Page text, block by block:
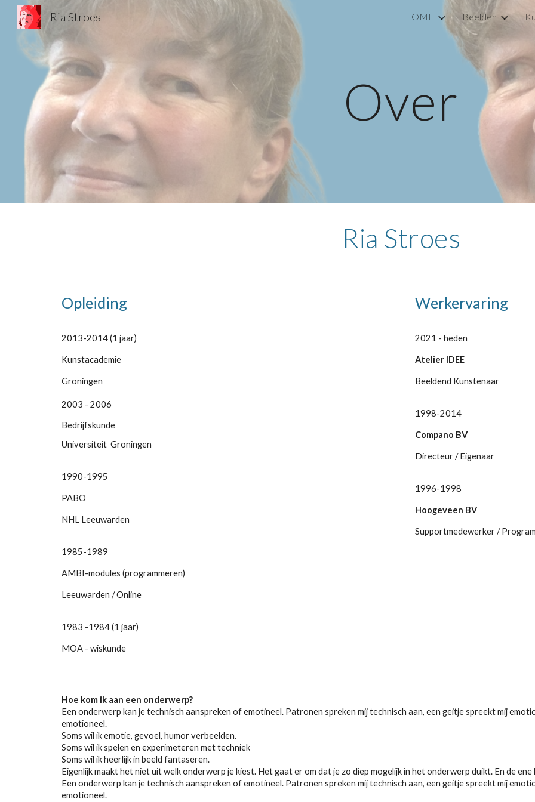
Skip to main content Skip to
Ria Stroes HOME Beelden
Over
Ria Stroes
Opleiding
2013-2014 (1 jaar)
Kunstacademie
Groningen
2003 - 2006
Bedrijfskunde
Universiteit Groningen
1990-1995
PABO
NHL Leeuwarden
1985-1989
AMBI-modules (programmeren)
Leeuwarden / Online
1983 -1984 (1 jaar)
MOA - wiskunde
Werkervaring
2021 - heden
Atelier IDEE
Beeldend Kunstenaar
1998-2014
Compano BV
Directeur / Eigenaar
1996-1998
Hoogeveen BV
Supportmedewerker /
Hoe kom ik aan een onderwerp?
Een onderwerp kan je technisch aanspreken of emotineel. Patronen spreken mij technisch aan, een geitje spreekt mij
emotioneel.
Soms wil ik emotie, gevoel, humor verbeelden.
Soms wil ik spelen en experimeteren met techniek
Soms wil ik heerlijk in beeld fantaseren.
Eigenlijk maakt het niet uit welk onderwerp je kiest. Het gaat er om dat je zo diep mogelijk in het onderwerp duikt. En de
Een onderwerp kan je technisch aanspreken of emotineel. Patronen spreken mij technisch aan, een geitje spreekt mij
emotioneel.